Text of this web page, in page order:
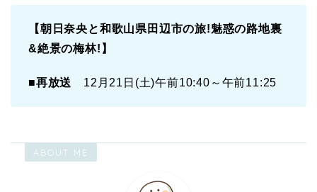
【朝日奈央と和歌山県田辺市の旅!魅惑の路地裏
&絶景の梅林!】
■再放送 12月21日(土)午前10:40～午前11:25
ABOUT ME